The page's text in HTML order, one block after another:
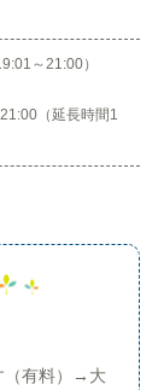
～21:00）
（延長時間1
（有料）→大